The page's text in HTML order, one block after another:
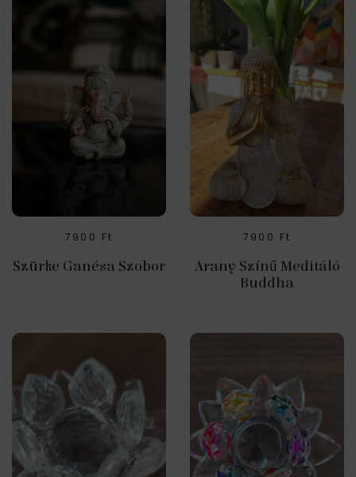
7900 Ft
Szürke Ganésa Szobor
7900 Ft
Arany Színű Meditáló
Buddha